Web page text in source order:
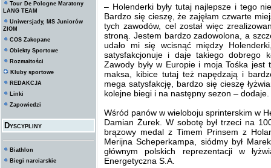
Tour De Pologne Maratony
LANG TEAM
Uniwersjady, MS Juniorów
ZIOM
COS Zakopane
Obiekty Sportowe
Rozmaitości
Kluby sportowe
REDAKCJA
Linki
Zapowiedzi
Dyscypliny
Biathlon
Biegi narciarskie
– Holenderki były tutaj najlepsze i tego
Bardzo się cieszę, że zajęłam czwarte
tych zawodów, cel został więc
stroną. Jestem bardzo zadowolona, a
udało mi się wcisnąć między
satysfakcjonuje i daje takiego dobrego
Zawody były w Europie i moja Tośka
maksa, kibice tutaj też napędzają i
mega satysfakcję, bardzo się cieszę
kolejne biegi i na następny sezon – dodaje.
Wśród panów w wieloboju sprinterskim w
Damian Żurek. W sobotę był trzeci na
brązowy medal z Timem Prinsem z
Merijna Scheperkampa, siódmy był
głównym polskich reprezentacji w
Energetyczna S.A.